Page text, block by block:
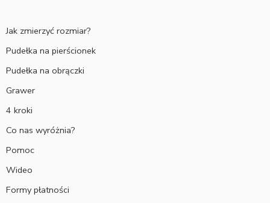
Jak zmierzyć rozmiar?
Pudełka na pierścionek
Pudełka na obrączki
Grawer
4 kroki
Co nas wyróżnia?
Pomoc
Wideo
Formy płatności